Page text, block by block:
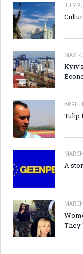
JULY
MAY
APRIL
Tulip
A
They